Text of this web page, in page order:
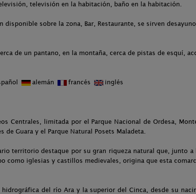
televisión en la habitación, baño en la habitación.
sobre la zona, Bar, Restaurante, se sirven
de un pantano, en la montaña, cerca de pistas de esquí,
alemán francés inglés
Centrales, limitada por el Parque Nacional de Ordesa,
de Guara y el Parque Natural Posets Maladeta.
territorio destaque por su gran riqueza natural que, junto
como iglesias y castillos medievales, origina que esta
hidrográfica del río Ara y la superior del Cinca, desde su